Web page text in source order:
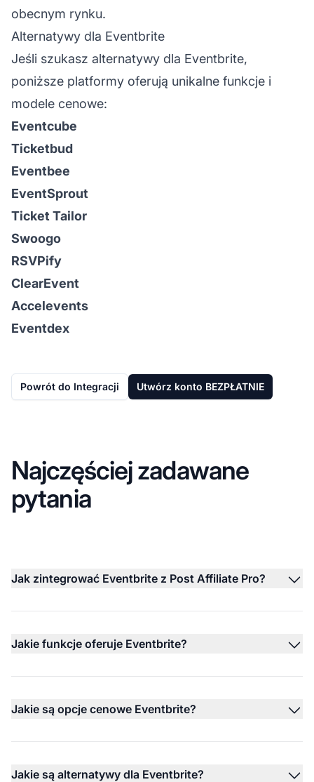
obecnym rynku.
Alternatywy dla Eventbrite
Jeśli szukasz alternatywy dla Eventbrite,
poniższe platformy oferują unikalne funkcje i
modele cenowe:
Eventcube
Ticketbud
Eventbee
EventSprout
Ticket Tailor
Swoogo
RSVPify
ClearEvent
Accelevents
Eventdex
Powrót do Integracji Utwórz konto BEZPŁATNIE
Najczęściej zadawane
pytania
Jak zintegrować Eventbrite z Post Affiliate Pro?
Jakie funkcje oferuje Eventbrite?
Jakie są opcje cenowe Eventbrite?
Jakie są alternatywy dla Eventbrite?